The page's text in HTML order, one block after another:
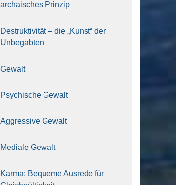
archai­sches Prin­zip
Destruk­ti­vi­tät – die „Kunst“ der
Unbe­gab­ten
Gewalt
Psy­chi­sche Gewalt
Aggres­si­ve Gewalt
Media­le Gewalt
Kar­ma: Beque­me Aus­re­de für